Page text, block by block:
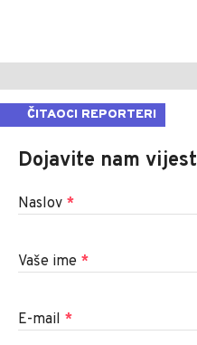
ČITAOCI REPORTERI
Dojavite nam vijest
Naslov *
Vaše ime *
E-mail *